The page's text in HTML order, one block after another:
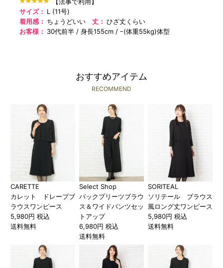
サイズ： L (11号)
着用感： ちょうどいい 丈：ひざ丈くらい
お客様： 30代前半 身長155cm ｰ(体重55kg)体型
おすすめアイテム
RECOMMEND
CARETTE
カレット ドレープブ
ラウスワンピース
5,980円 税込
送料無料
Select Shop
バックプリーツブラウ
ス＆ワイドパンツセッ
トアップ
6,980円 税込
送料無料
SORITEAL
ソリテール ブラウス
風ロング丈ワンピース
5,980円 税込
送料無料